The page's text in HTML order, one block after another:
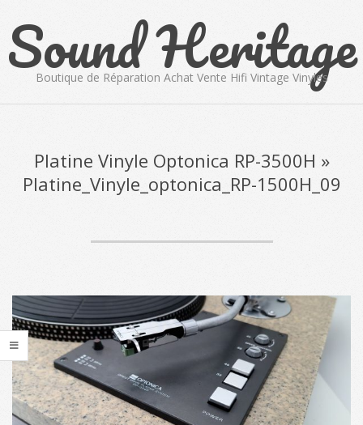
content
Sound Heritage
Boutique de Réparation Achat Vente Hifi Vintage Vinyles
Platine Vinyle Optonica RP-3500H »
Platine_Vinyle_optonica_RP-1500H_09